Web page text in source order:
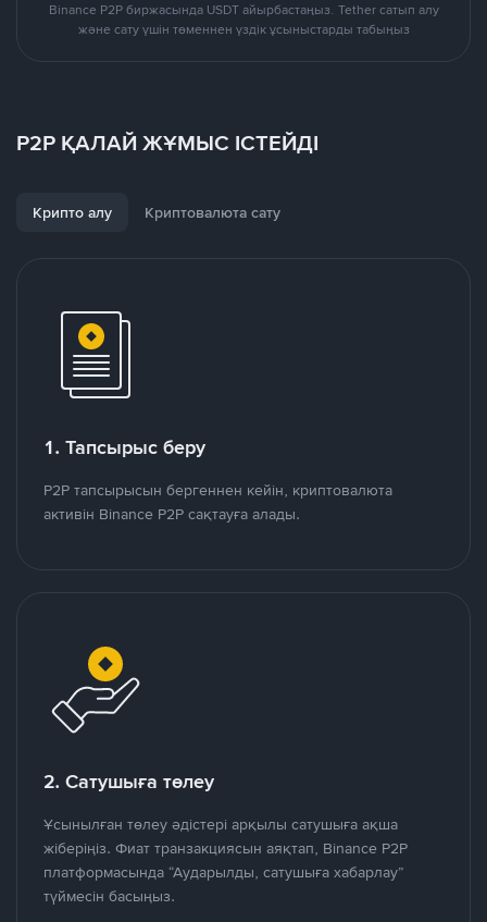
Binance P2P биржасында USDT айырбастаңыз. Tether сатып алу
және сату үшін төменнен үздік ұсыныстарды табыңыз
P2P ҚАЛАЙ ЖҰМЫС ІСТЕЙДІ
Крипто алу Криптовалюта сату
1. Тапсырыс беру
P2P тапсырысын бергеннен кейін, криптовалюта
активін Binance P2P сақтауға алады.
2. Сатушыға төлеу
Ұсынылған төлеу әдістері арқылы сатушыға ақша
жіберіңіз. Фиат транзакциясын аяқтап, Binance P2P
платформасында “Аударылды, сатушыға хабарлау”
түймесін басыңыз.